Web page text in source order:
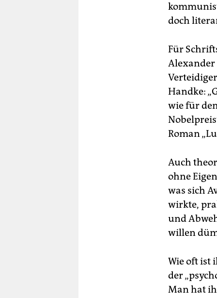
doch
Für
Alexander
Handke:
wie für
Roman
Auch
ohne
was sich
wirkte,
und
willen
Wie oft ist
der
Man hat